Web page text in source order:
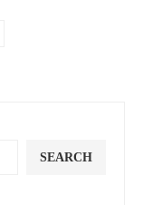
SEARCH